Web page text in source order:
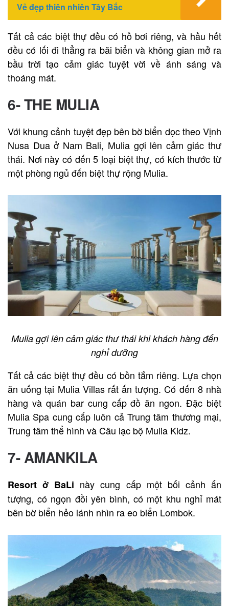
Vẻ đẹp thiên nhiên Tây Bắc
Tất cả các biệt thự đều có hồ bơi riêng, và hầu hết
đều có lối đi thẳng ra bãi biển và không gian mở ra
bầu trời tạo cảm giác tuyệt vời về ánh sáng và
thoáng mát.
6- THE MULIA
Với khung cảnh tuyệt đẹp bên bờ biển dọc theo Vịnh
Nusa Dua ở Nam Bali, Mulia gợi lên cảm giác thư
thái. Nơi này có đến 5 loại biệt thự, có kích thước từ
một phòng ngủ đến biệt thự rộng Mulia.
Mulia gợi lên cảm giác thư thái khi khách hàng đến
nghỉ dưỡng
Tất cả các biệt thự đều có bồn tắm riêng. Lựa chọn
ăn uống tại Mulia Villas rất ấn tượng. Có đến 8 nhà
hàng và quán bar cung cấp đồ ăn ngon. Đặc biệt
Mulia Spa cung cấp luôn cả Trung tâm thương mại,
Trung tâm thể hình và Câu lạc bộ Mulia Kidz.
7- AMANKILA
Resort ở BaLi này cung cấp một bối cảnh ấn
tượng, có ngọn đồi yên bình, có một khu nghỉ mát
bên bờ biển hẻo lánh nhìn ra eo biển Lombok.